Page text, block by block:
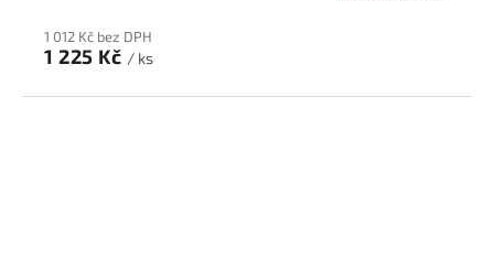
A
1 012 Kč bez DPH
1 225 Kč / ks